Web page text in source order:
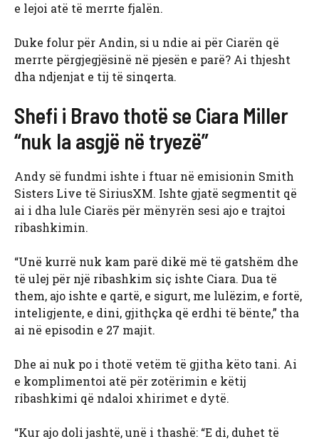
e lejoi atë të merrte fjalën.
Duke folur për Andin, si u ndie ai për Ciarën që
merrte përgjegjësinë në pjesën e parë? Ai thjesht
dha ndjenjat e tij të sinqerta.
Shefi i Bravo thotë se Ciara Miller
“nuk la asgjë në tryezë”
Andy së ​​fundmi ishte i ftuar në emisionin Smith
Sisters Live të SiriusXM. Ishte gjatë segmentit që
ai i dha lule Ciarës për mënyrën sesi ajo e trajtoi
ribashkimin.
“Unë kurrë nuk kam parë dikë më të gatshëm dhe
të ulej për një ribashkim siç ishte Ciara. Dua të
them, ajo ishte e qartë, e sigurt, me lulëzim, e fortë,
inteligjente, e dini, gjithçka që erdhi të bënte,” tha
ai në episodin e 27 majit.
Dhe ai nuk po i thotë vetëm të gjitha këto tani. Ai
e komplimentoi atë për zotërimin e këtij
ribashkimi që ndaloi xhirimet e dytë.
“Kur ajo doli jashtë, unë i thashë: “E di, duhet të